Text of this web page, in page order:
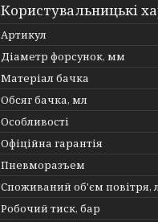
Користувальницькі
Артикул
Діаметр форсунок, мм
Матеріал бачка
Обсяг бачка, мл
Особливості
Офіційна гарантія
Пневморазъем
Споживаний об'єм повітря,
Робочий тиск, бар